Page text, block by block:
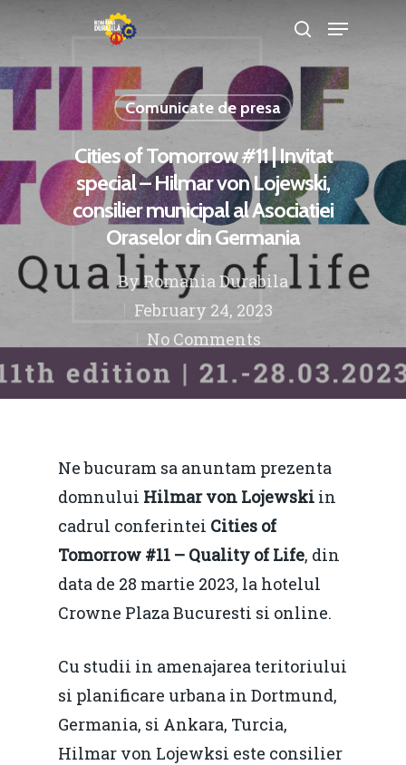
Hit enter to search or ESC to close
Comunicate de presa
Cities of Tomorrow #11 | Invitat
special – Hilmar von Lojewski,
consilier municipal al Asociatiei
Oraselor din Germania
ByRomania Durabila
February 24, 2023
No Comments
Ne bucuram sa anuntam prezenta
domnului Hilmar von Lojewski in
cadrul conferintei Cities of
Tomorrow #11 – Quality of Life, din
data de 28 martie 2023, la hotelul
Crowne Plaza Bucuresti si online.
Cu studii in amenajarea teritoriului
si planificare urbana in Dortmund,
Germania, si Ankara, Turcia,
Hilmar von Lojewksi este consilier